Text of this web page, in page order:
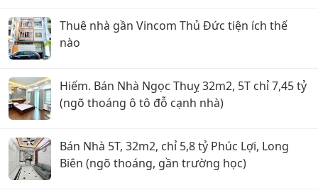
Thuê nhà gần Vincom Thủ Đức tiện ích thế
nào
Hiếm. Bán Nhà Ngọc Thuỵ 32m2, 5T chỉ 7,45 tỷ
(ngõ thoáng ô tô đỗ cạnh nhà)
Bán Nhà 5T, 32m2, chỉ 5,8 tỷ Phúc Lợi, Long
Biên (ngõ thoáng, gần trường học)